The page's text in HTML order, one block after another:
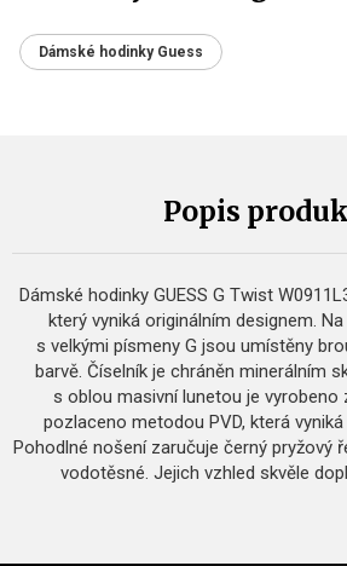
Dámské hodinky Guess
Popis
Dámské hodinky GUESS G Twist
který vyniká originálním designem.
s velkými písmeny G jsou umístěny
barvě. Číselník je chráněn minerálním
s oblou masivní lunetou je vyrobeno
pozlaceno metodou PVD, která
Pohodlné nošení zaručuje černý pryžový
vodotěsné. Jejich vzhled skvěle